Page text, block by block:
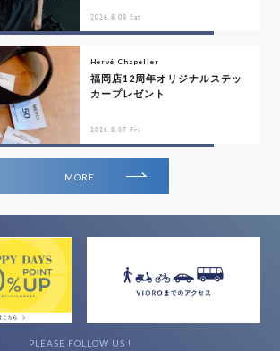
2026.8.08 Sat
Hervé Chapelier
福岡店12周年オリジナルステッ
カープレゼント
2026.8.07 Fri
MORE
PLEASE FOLLOW US !